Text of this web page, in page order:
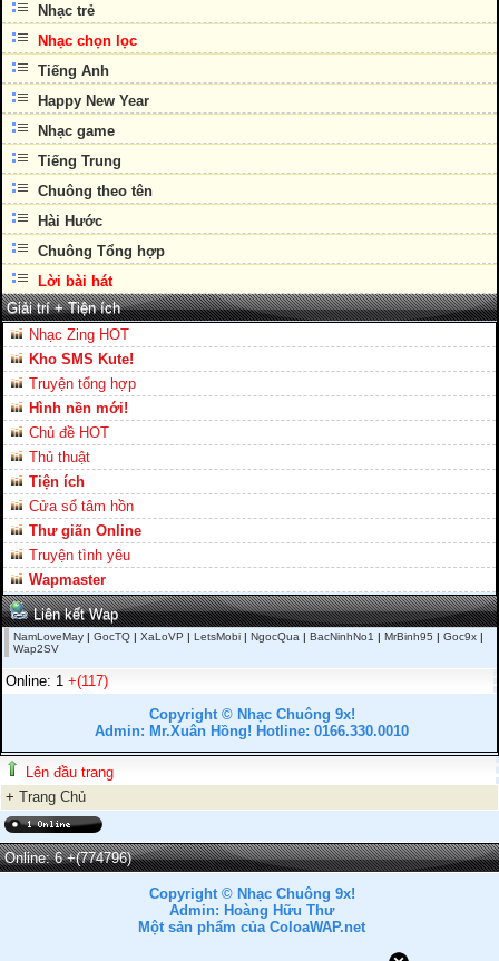
Nhạc trẻ
Nhạc chọn lọc
Tiếng Anh
Happy New Year
Nhạc game
Tiếng Trung
Chuông theo tên
Hài Hước
Chuông Tổng hợp
Lời bài hát
Giải trí + Tiện ích
Nhạc Zing HOT
Kho SMS Kute!
Truyện tổng hợp
Hình nền mới!
Chủ đề HOT
Thủ thuật
Tiện ích
Cửa sổ tâm hồn
Thư giãn Online
Truyện tình yêu
Wapmaster
Liên kết Wap
NamLoveMay | GocTQ | XaLoVP | LetsMobi | NgocQua | BacNinhNo1 | MrBinh95 | Goc9x |
Wap2SV
Online: 1 +(117)
Copyright © Nhạc Chuông 9x!
Admin: Mr.Xuân Hồng! Hotline: 0166.330.0010
Lên đầu trang
+ Trang Chủ
Online: 6+(774796)
Copyright © Nhạc Chuông 9x!
Admin: Hoàng Hữu Thư
Một sản phẩm của ColoaWAP.net